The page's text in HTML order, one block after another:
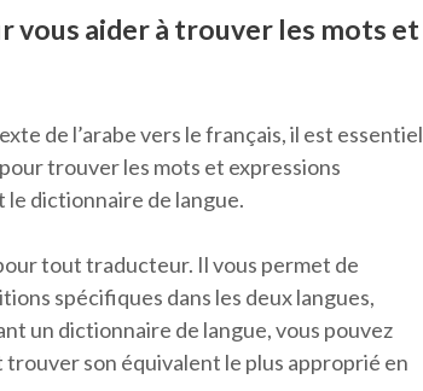
vous aider à trouver les mots et
de l’arabe vers le français, il est essentiel
trouver les mots et expressions
le dictionnaire de langue.
tout traducteur. Il vous permet de
spécifiques dans les deux langues,
un dictionnaire de langue, vous pouvez
son équivalent le plus approprié en